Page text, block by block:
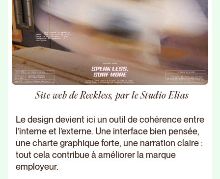
Site web de Reckless, par le Studio Elias
Le design devient ici un outil de cohérence entre
l’interne et l’externe. Une interface bien pensée,
une charte graphique forte, une narration claire :
tout cela contribue à améliorer la marque
employeur.